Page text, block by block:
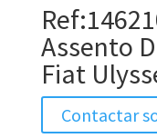
Assento
Fiat
Contactar